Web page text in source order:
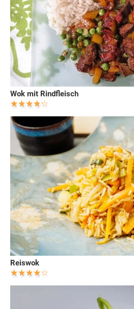
Wok mit Rindfleisch
Reiswok